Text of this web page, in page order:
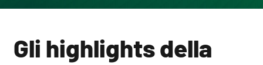
Gli highlights della